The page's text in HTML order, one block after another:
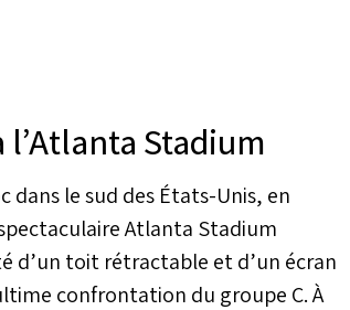
Stadium
dans le sud des États-Unis, en
Atlanta Stadium
d’un toit rétractable et d’un écran
confrontation du groupe C. À